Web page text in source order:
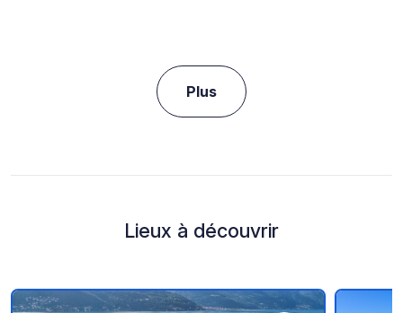
Plus
Lieux à découvrir